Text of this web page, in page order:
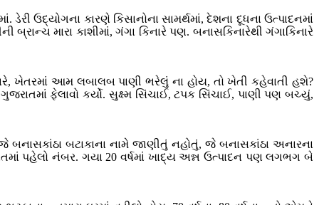
ઉદ્યોગના કારણે કિસાનોના સામર્થમાં, દેશના દૂધના ઉત્પાદનમાં
મારા કાશીમાં, ગંગા કિનારે પણ. બનાસકિનારેથી ગંગાકિનારે
ખેતરમાં આમ લબાલબ પાણી ભરેલું ના હોય, તો ખેતી કહેવાતી હશે?
ફેલાવો કર્યો. સુક્ષ્મ સિંચાઈ, ટપક સિંચાઈ, પાણી પણ બચ્યું,
બટાકાના નામે જાણીતું નહોતું, જે બનાસકાંઠા અનારના
નંબર. ગયા 20 વર્ષમાં ખાદ્ય અન્ન ઉત્પાદન પણ લગભગ બે